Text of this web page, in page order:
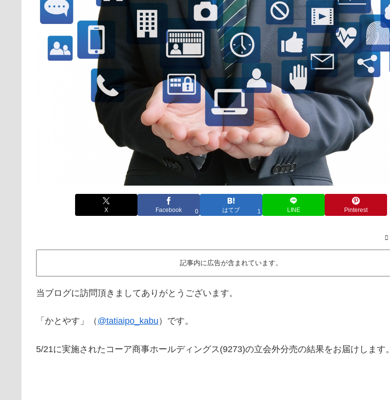
X Facebook 0 はてブ 1 LINE Pinterest
記事内に広告が含まれています。
当ブログに訪問頂きましてありがとうございます。
「かとやす」（ @tatiaipo_kabu ）です。
5/21に実施されたコーア商事ホールディングス(9273)の立会外分売の結果をお届けします。